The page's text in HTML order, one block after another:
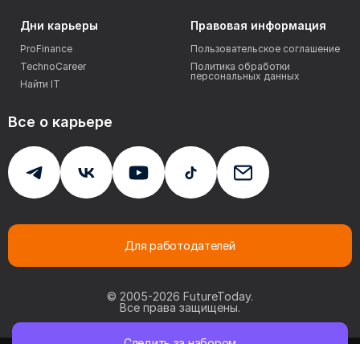
Следить за набором
Для работодателей
© 2005-2026 FutureToday.
Все права защищены.
Все о карьере
Дни карьеры
ProFinance
TechnoCareer
Найти IT
Правовая информация
Пользовательское соглашение
Политика обработки
персональных данных